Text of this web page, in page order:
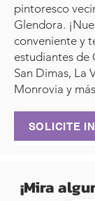
pintoresco
Glendora.
conveniente y
estudiantes de
San Dimas, La
Monrovia y
SOLICITE
¡Mira